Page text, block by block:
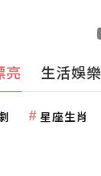
亮 生活娛樂
星座生肖